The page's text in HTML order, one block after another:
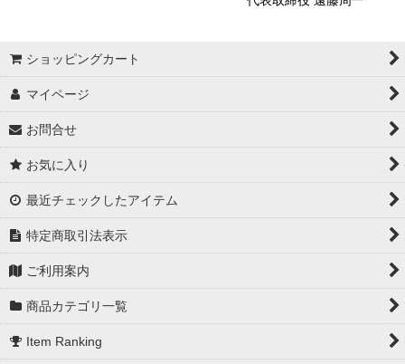
ショッピングカート
マイページ
お問合せ
お気に入り
最近チェックしたアイテム
特定商取引法表示
ご利用案内
商品カテゴリ一覧
Item Ranking